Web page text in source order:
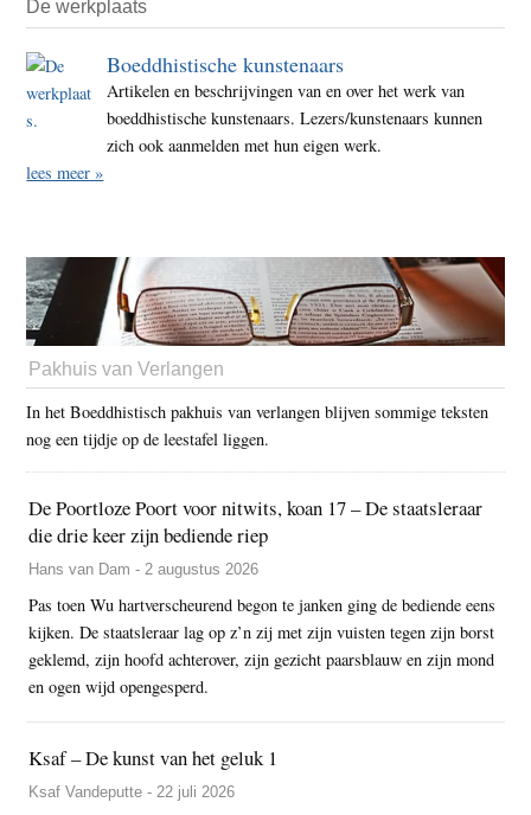
De werkplaats
Boeddhistische kunstenaars
Artikelen en beschrijvingen van en over het werk van
boeddhistische kunstenaars. Lezers/kunstenaars kunnen
zich ook aanmelden met hun eigen werk.
lees meer »
Pakhuis van Verlangen
In het Boeddhistisch pakhuis van verlangen blijven sommige teksten
nog een tijdje op de leestafel liggen.
De Poortloze Poort voor nitwits, koan 17 – De staatsleraar
die drie keer zijn bediende riep
Hans van Dam - 2 augustus 2026
Pas toen Wu hartverscheurend begon te janken ging de bediende eens
kijken. De staatsleraar lag op z’n zij met zijn vuisten tegen zijn borst
geklemd, zijn hoofd achterover, zijn gezicht paarsblauw en zijn mond
en ogen wijd opengesperd.
Ksaf – De kunst van het geluk 1
Ksaf Vandeputte - 22 juli 2026